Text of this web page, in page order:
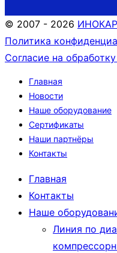
© 2007 - 2026
Политика
Согласие на
Главная
Новости
Наше оборудование
Сертификаты
Наши партнёры
Контакты
Главная
Контакты
Наше
Линия по